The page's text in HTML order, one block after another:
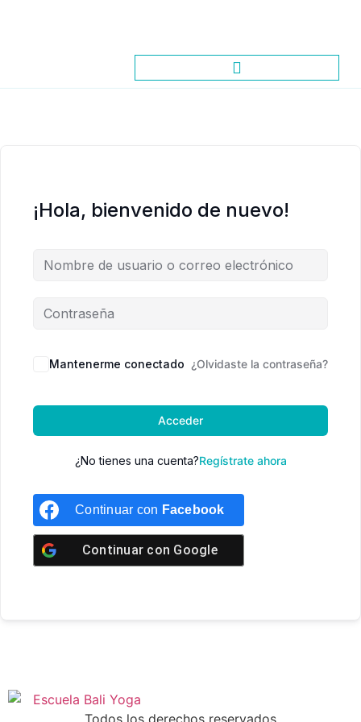
¡Hola, bienvenido de nuevo!
Mantenerme conectado ¿Olvidaste la contraseña?
Acceder
¿No tienes una cuenta?Regístrate ahora
Continuar con Facebook
Continuar con Google
Todos los derechos reservados